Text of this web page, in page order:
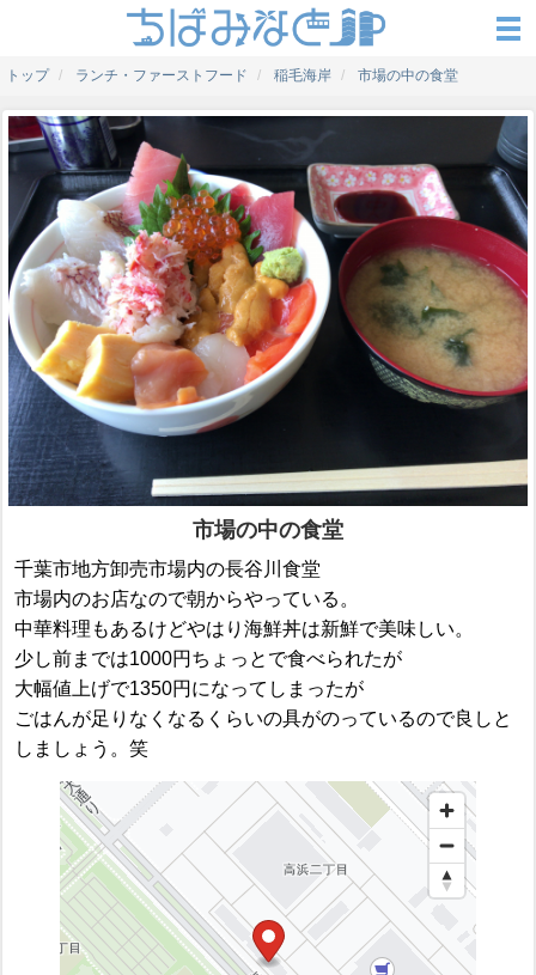
トップ ランチ・ファーストフード 稲毛海岸 市場の中の食堂
市場の中の食堂
千葉市地方卸売市場内の長谷川食堂
市場内のお店なので朝からやっている。
中華料理もあるけどやはり海鮮丼は新鮮で美味しい。
少し前までは1000円ちょっとで食べられたが
大幅値上げで1350円になってしまったが
ごはんが足りなくなるくらいの具がのっているので良しと
しましょう。笑